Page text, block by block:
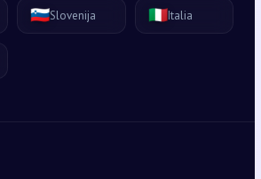
🇸🇮Slovenija 🇮🇹Italia